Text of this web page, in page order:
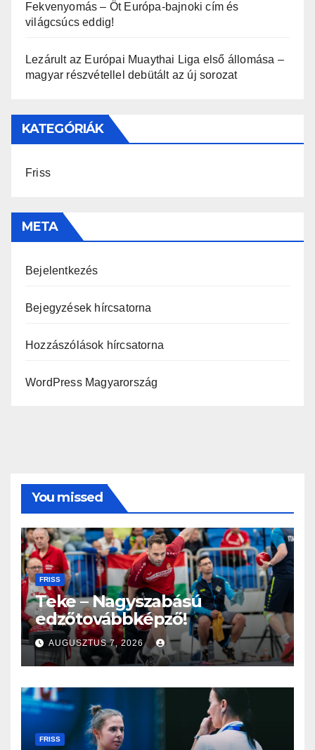
Fekvenyomás – Öt Európa-bajnoki cím és
világcsúcs eddig!
Lezárult az Európai Muaythai Liga első állomása –
magyar részvétellel debütált az új sorozat
KATEGÓRIÁK
Friss
META
Bejelentkezés
Bejegyzések hírcsatorna
Hozzászólások hírcsatorna
WordPress Magyarország
You missed
FRISS
Teke – Nagyszabású
edzőtovábbképző!
AUGUSZTUS 7, 2026
FRISS